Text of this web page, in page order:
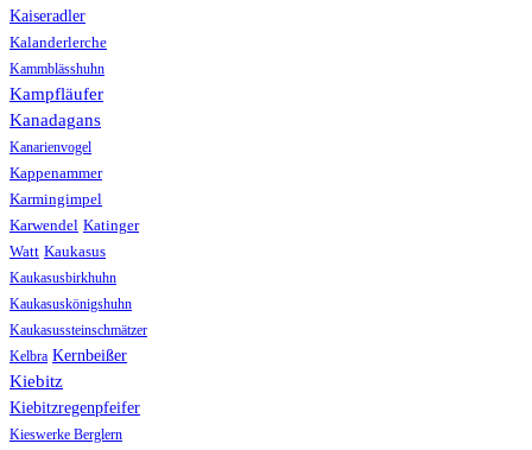
Kaiseradler
Kalanderlerche
Kammblässhuhn
Kampfläufer
Kanadagans
Kanarienvogel
Kappenammer
Karmingimpel
Karwendel Katinger
Watt Kaukasus
Kaukasusbirkhuhn
Kaukasuskönigshuhn
Kaukasussteinschmätzer
Kelbra Kernbeißer
Kiebitz
Kiebitzregenpfeifer
Kieswerke Berglern